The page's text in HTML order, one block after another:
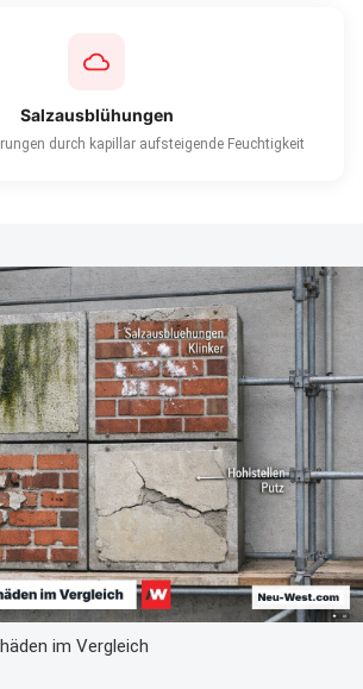
Salzausblühungen
durch kapillar aufsteigende Feuchtigkeit
im Vergleich